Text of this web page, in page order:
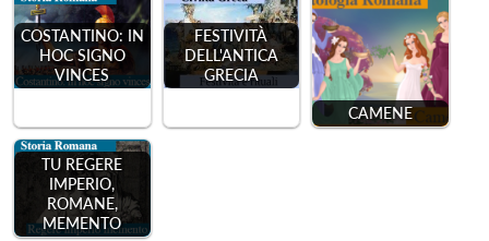
COSTANTINO: IN
HOC SIGNO
VINCES
FESTIVITÀ
DELL'ANTICA
GRECIA
CAMENE
TU REGERE
IMPERIO,
ROMANE,
MEMENTO